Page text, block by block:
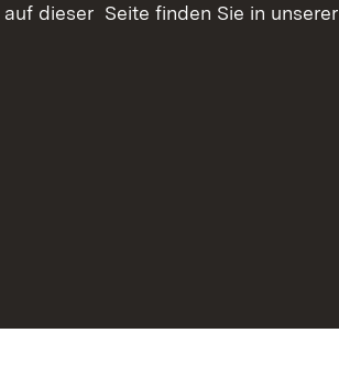
dieser Seite finden Sie in unserer